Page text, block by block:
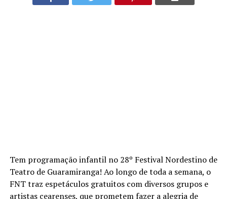
Tem programação infantil no 28º Festival Nordestino de
Teatro de Guaramiranga! Ao longo de toda a semana, o
FNT traz espetáculos gratuitos com diversos grupos e
artistas cearenses, que prometem fazer a alegria de